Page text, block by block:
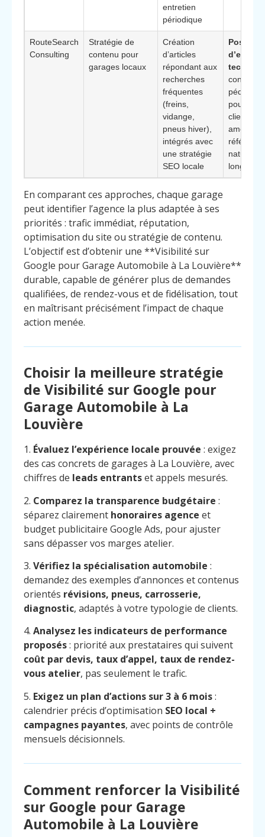
Contact
Appelez
entretien
périodique
RouteSearch
Consulting
Stratégie de
contenu pour
garages locaux
Création
d’articles
répondant aux
recherches
fréquentes
(freins,
vidange,
pneus hiver),
intégrés avec
une stratégie
SEO locale
d’expert
contenu
pour
client et
naturel
long
En comparant ces approches, chaque garage
peut identifier l’agence la plus adaptée à ses
priorités : trafic immédiat, réputation,
optimisation du site ou stratégie de contenu.
L’objectif est d’obtenir une **Visibilité sur
Google pour Garage Automobile à La Louvière**
durable, capable de générer plus de demandes
qualifiées, de rendez-vous et de fidélisation, tout
en maîtrisant précisément l’impact de chaque
action menée.
Choisir la meilleure stratégie
de Visibilité sur Google pour
Garage Automobile à La
Louvière
1. Évaluez l’expérience locale prouvée : exigez
des cas concrets de garages à La Louvière, avec
chiffres de leads entrantset appels mesurés.
2. Comparez la transparence budgétaire :
séparez clairement honoraires agence et
budget publicitaire Google Ads, pour ajuster
sans dépasser vos marges atelier.
3. Vérifiez la spécialisation automobile :
demandez des exemples d’annonces et contenus
orientés révisions, pneus, carrosserie,
diagnostic, adaptés à votre typologie de clients.
4. Analysez les indicateurs de performance
proposés: priorité aux prestataires qui suivent
coût par devis, taux d’appel, taux de rendez-
vous atelier, pas seulement le trafic.
5. Exigez un plan d’actions sur 3 à 6 mois:
calendrier précis d’optimisation SEO local +
campagnes payantes, avec points de contrôle
mensuels décisionnels.
Comment renforcer la Visibilité
sur Google pour Garage
Automobile à La Louvière